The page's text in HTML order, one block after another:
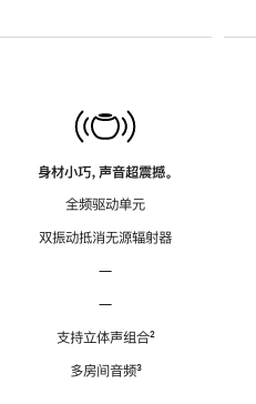
身材小巧，声音超震撼。
全频驱动单元
双振动抵消无源辐射器
—
—
支持立体声组合脚
²
多房间音频脚
³